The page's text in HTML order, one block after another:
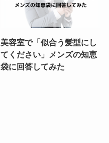
美容室で「似合う髪型にし
てください」メンズの知恵
袋に回答してみた